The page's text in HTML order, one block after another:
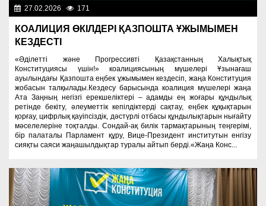
27.02.2026 171
КОАЛИЦИЯ ӨКІЛДЕРІ ҚАЗПОШТА ҰЖЫМЫМЕН
КЕЗДЕСТІ
«Әділетті және Прогрессивті Қазақстанның Халықтық
Конституциясы үшін!» коалициясының мүшелері Ұзынағаш
ауылындағы Қазпошта еңбек ұжымымен кездесіп, жаңа Конституция
жобасын талқылады.Кездесу барысында коалиция мүшелері жаңа
Ата Заңның негізгі ерекшеліктері – адамды ең жоғары құндылық
ретінде бекіту, әлеуметтік кепілдіктерді сақтау, еңбек құқықтарын
қорғау, цифрлық қауіпсіздік, дәстүрлі отбасы құндылықтарын нығайту
мәселелеріне тоқталды. Сондай-ақ билік тармақтарының теңгерімі,
бір палаталы Парламент құру, Вице-Президент институтын енгізу
сияқты саяси жаңашылдықтар туралы айтып берді.«Жаңа Конс...